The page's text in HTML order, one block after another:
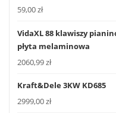
59,00zł
VidaXL 88 klawiszy
płyta melaminowa
2060,99zł
Kraft&Dele 3KW KD685
2999,00zł